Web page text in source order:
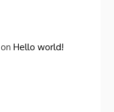
onHello world!